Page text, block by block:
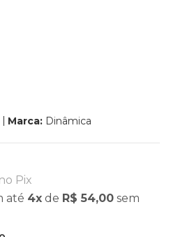
Marca: Dinâmica
no Pix
até 4x de R$ 54,00 sem